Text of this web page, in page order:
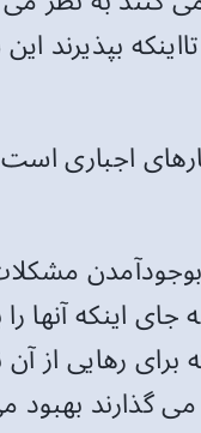
اجباری
بوجودآمدن
اینکه آنها را
رهایی از آن
گذارند بهبود